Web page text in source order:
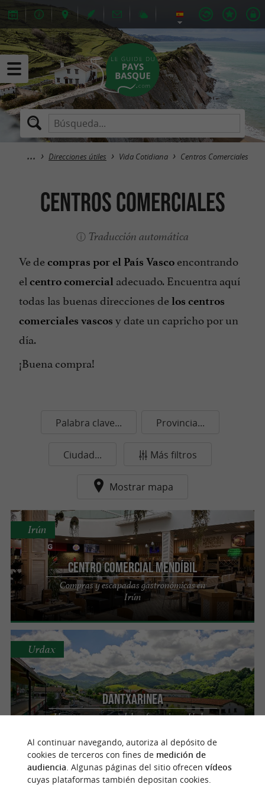
Direcciones útiles Vida Cotidiana Centros Comerciales
Centros Comerciales
Traducción automática
Ve decompras por el País Vasco encontrando
el centro comercial adecuado. Encuentra aquí
todas las buenas direcciones delos centros
comerciales vascos y date un capricho por un
día.
¡Buena compra!
Palabra clave... Provincia...
Ciudad... Más filtros
Mostrar mapa
Centro Comercial Mendíbil
Compras y escapadas gastronómicas en
Irún
Irún
Dantxarinea
Una zona comercial de referencia en Urdax
Urdax
Urruña
Al continuar navegando, autoriza al depósito de
cookies de terceros con fines de medición de
audiencia . Algunas páginas del sitio ofrecen vídeos
cuyas plataformas también depositan cookies.